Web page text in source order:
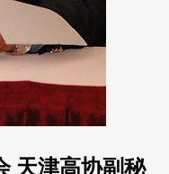
天津高协副秘